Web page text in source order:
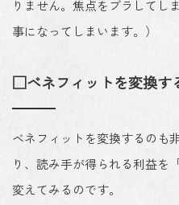
りません。焦点をブラしてし
事になってしまいます。）
□ベネフィットを変換す
ベネフィットを変換するのも
り、読み手が得られる利益を
変えてみるのです。